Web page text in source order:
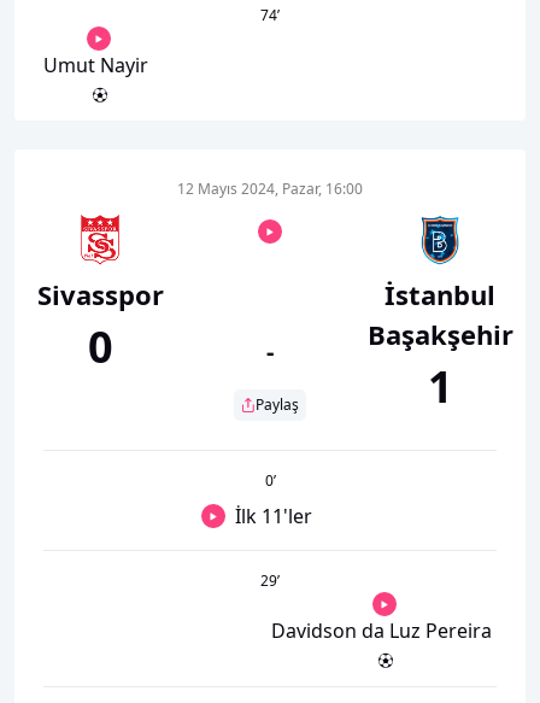
74’
Umut Nayir
Sivasspor
0
12 Mayıs 2024, Pazar, 16:00
-
Paylaş
İstanbul
Başakşehir
1
0’
İlk 11'ler
29’
Davidson da Luz Pereira